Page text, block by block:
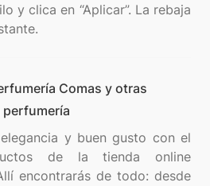
y clica en “Aplicar”. La rebaja
Comas y otras
y buen gusto con el
de la tienda online
encontrarás de todo: desde